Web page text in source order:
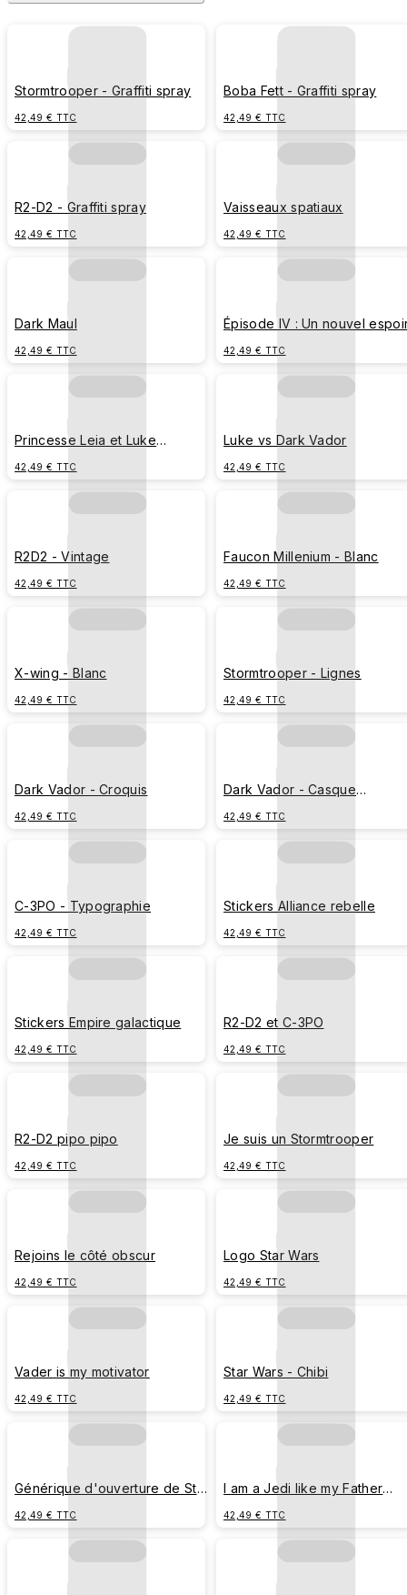
Stormtrooper - Graffiti spray
42,49 € TTC
Boba Fett - Graffiti spray
42,49 € TTC
R2-D2 - Graffiti spray
42,49 € TTC
Vaisseaux spatiaux
42,49 € TTC
Dark Maul
42,49 € TTC
Épisode IV : Un nouvel
42,49 € TTC
Princesse Leia et Luke
42,49 € TTC
Luke vs Dark Vador
42,49 € TTC
R2D2 - Vintage
42,49 € TTC
Faucon Millenium - Blanc
42,49 € TTC
X-wing - Blanc
42,49 € TTC
Stormtrooper - Lignes
42,49 € TTC
Dark Vador - Croquis
42,49 € TTC
Dark Vador - Casque
42,49 € TTC
C-3PO - Typographie
42,49 € TTC
Stickers Alliance rebelle
42,49 € TTC
Stickers Empire galactique
42,49 € TTC
R2-D2 et C-3PO
42,49 € TTC
R2-D2 pipo pipo
42,49 € TTC
Je suis un Stormtrooper
42,49 € TTC
Rejoins le côté obscur
42,49 € TTC
Logo Star Wars
42,49 € TTC
Vader is my motivator
42,49 € TTC
Star Wars - Chibi
42,49 € TTC
Générique d'ouverture de Star
42,49 € TTC
I am a Jedi like my Father
42,49 € TTC